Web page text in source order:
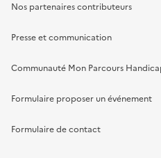
Nos partenaires contributeurs
Presse et communication
Communauté Mon Parcours
Formulaire proposer un événement
Formulaire de contact